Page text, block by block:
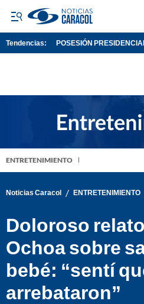
Tendencias: POSESIÓN
ENTRETENIMIENTO
Noticias Caracol / ENTRETENIMIENTO
Doloroso
Ochoa sobre
bebé: “sentí
arrebataron”